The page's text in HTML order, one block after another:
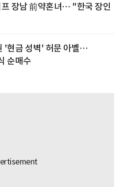
프 장남 前약혼녀… "한국 장인
'현금 성벽' 허문 아벨…
순매수